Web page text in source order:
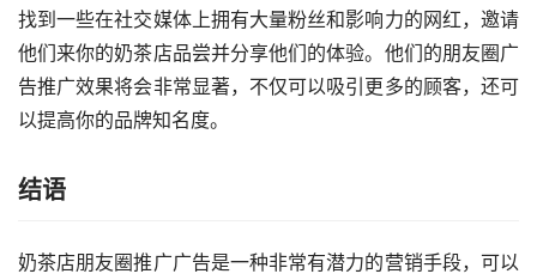
找到一些在社交媒体上拥有大量粉丝和影响力的网红，邀请
他们来你的奶茶店品尝并分享他们的体验。他们的朋友圈广
告推广效果将会非常显著，不仅可以吸引更多的顾客，还可
以提高你的品牌知名度。
结语
奶茶店朋友圈推广广告是一种非常有潜力的营销手段，可以